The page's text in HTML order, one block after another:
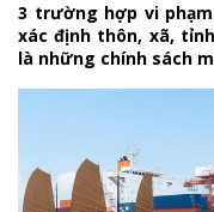
3 trường hợp vi
xác định thôn, xã,
là những chính sách